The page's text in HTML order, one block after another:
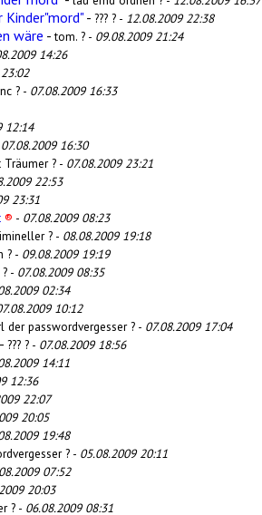
Kinder"mord"- ??? ? - 12.08.2009 22:38
wäre -tom. ? - 09.08.2009 21:24
14:26
? - 07.08.2009 16:33
12:14
07.08.2009 16:30
Träumer ? - 07.08.2009 23:21
22:53
23:31
® - 07.08.2009 08:23
? - 08.08.2009 19:18
? - 09.08.2009 19:19
- 07.08.2009 08:35
02:34
10:12
der passwordvergesser ? - 07.08.2009 17:04
??? ? - 07.08.2009 18:56
14:11
12:36
22:07
20:05
19:48
? - 05.08.2009 20:11
07:52
20:03
? - 06.08.2009 08:31